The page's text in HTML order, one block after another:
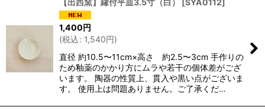
1,400円
(税込: 1,540円)
直径 約10.5〜11cm×高さ 約2.5〜3cm 手作りの
ため釉薬のかかり方にムラや若干の個体差がござ
います。 陶器の性質上、貫入や黒い点がございま
す。 使用上は問題ありません。ご了承くだ…